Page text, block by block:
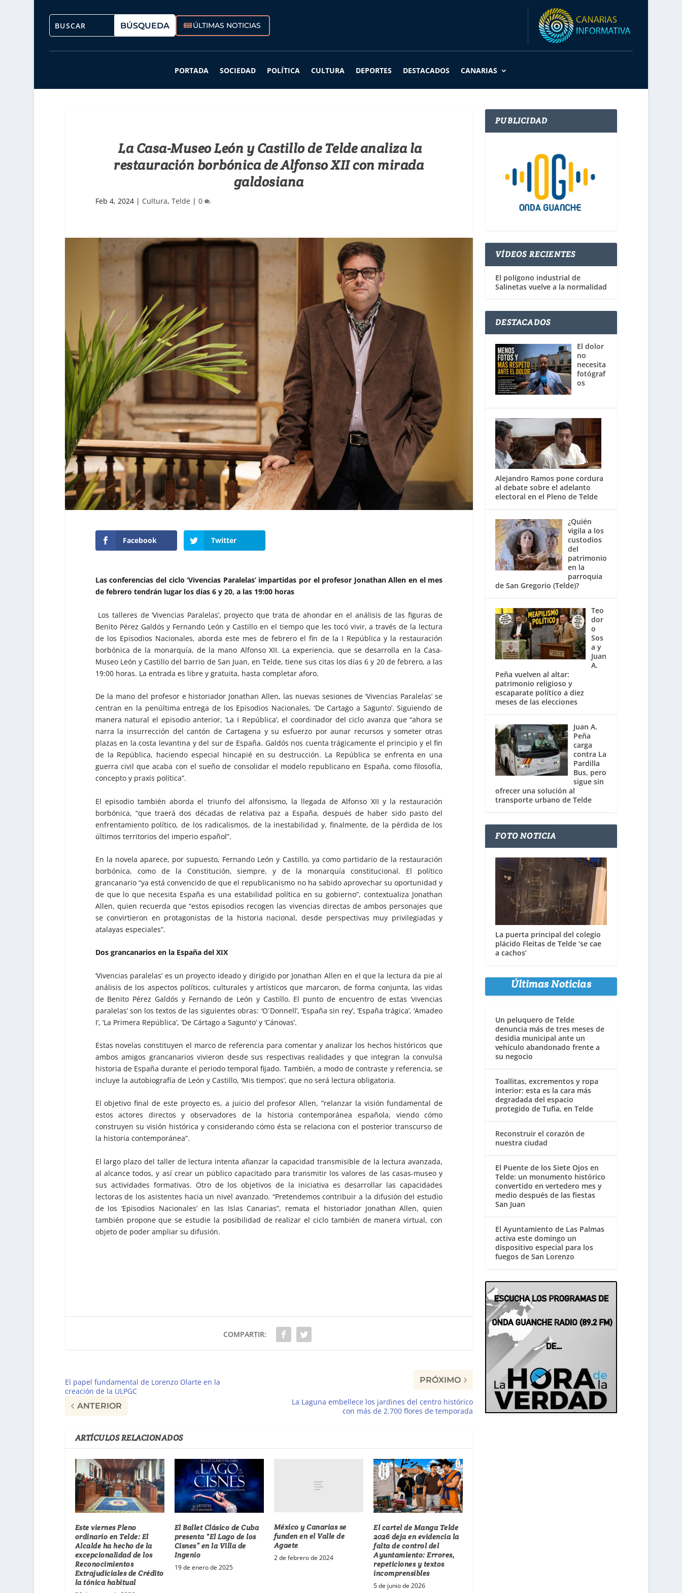
ÚLTIMAS NOTICIAS
PORTADA SOCIEDAD POLÍTICA CULTURA DEPORTES DESTACADOS CANARIAS
La Casa-Museo León y Castillo de Telde analiza la
restauración borbónica de Alfonso XII con mirada
galdosiana
Feb 4, 2024| Cultura, Telde | 0
Facebook Twitter
Las conferencias del ciclo ‘Vivencias Paralelas’ impartidas por el profesor Jonathan Allen en el mes
de febrero tendrán lugar los días 6 y 20, a las 19:00 horas
Los talleres de ‘Vivencias Paralelas’, proyecto que trata de ahondar en el análisis de las figuras de
Benito Pérez Galdós y Fernando León y Castillo en el tiempo que les tocó vivir, a través de la lectura
de los Episodios Nacionales, aborda este mes de febrero el fin de la I República y la restauración
borbónica de la monarquía, de la mano Alfonso XII. La experiencia, que se desarrolla en la Casa-
Museo León y Castillo del barrio de San Juan, en Telde, tiene sus citas los días 6 y 20 de febrero, a las
19:00 horas. La entrada es libre y gratuita, hasta completar aforo.
De la mano del profesor e historiador Jonathan Allen, las nuevas sesiones de ‘Vivencias Paralelas’ se
centran en la penúltima entrega de los Episodios Nacionales, ‘De Cartago a Sagunto’. Siguiendo de
manera natural el episodio anterior, ‘La I República’, el coordinador del ciclo avanza que “ahora se
narra la insurrección del cantón de Cartagena y su esfuerzo por aunar recursos y someter otras
plazas en la costa levantina y del sur de España. Galdós nos cuenta trágicamente el principio y el fin
de la República, haciendo especial hincapié en su destrucción. La República se enfrenta en una
guerra civil que acaba con el sueño de consolidar el modelo republicano en España, como filosofía,
concepto y praxis política”.
El episodio también aborda el triunfo del alfonsismo, la llegada de Alfonso XII y la restauración
borbónica, “que traerá dos décadas de relativa paz a España, después de haber sido pasto del
enfrentamiento político, de los radicalismos, de la inestabilidad y, finalmente, de la pérdida de los
últimos territorios del imperio español”.
En la novela aparece, por supuesto, Fernando León y Castillo, ya como partidario de la restauración
borbónica, como de la Constitución, siempre, y de la monarquía constitucional. El político
grancanario “ya está convencido de que el republicanismo no ha sabido aprovechar su oportunidad y
de que lo que necesita España es una estabilidad política en su gobierno”, contextualiza Jonathan
Allen, quien recuerda que “estos episodios recogen las vivencias directas de ambos personajes que
se convirtieron en protagonistas de la historia nacional, desde perspectivas muy privilegiadas y
atalayas especiales”.
Dos grancanarios en la España del XIX
‘Vivencias paralelas’ es un proyecto ideado y dirigido por Jonathan Allen en el que la lectura da pie al
análisis de los aspectos políticos, culturales y artísticos que marcaron, de forma conjunta, las vidas
de Benito Pérez Galdós y Fernando de León y Castillo. El punto de encuentro de estas ‘vivencias
paralelas’ son los textos de las siguientes obras: ‘O´Donnell’, ‘España sin rey’, ‘España trágica’, ‘Amadeo
I’, ‘La Primera República’, ‘De Cártago a Sagunto’ y ‘Cánovas’.
Estas novelas constituyen el marco de referencia para comentar y analizar los hechos históricos que
ambos amigos grancanarios vivieron desde sus respectivas realidades y que integran la convulsa
historia de España durante el periodo temporal fijado. También, a modo de contraste y referencia, se
incluye la autobiografía de León y Castillo, ‘Mis tiempos’, que no será lectura obligatoria.
El objetivo final de este proyecto es, a juicio del profesor Allen, “relanzar la visión fundamental de
estos actores directos y observadores de la historia contemporánea española, viendo cómo
construyen su visión histórica y considerando cómo ésta se relaciona con el posterior transcurso de
la historia contemporánea”.
El largo plazo del taller de lectura intenta afianzar la capacidad transmisible de la lectura avanzada,
al alcance todos, y así crear un público capacitado para transmitir los valores de las casas-museo y
sus actividades formativas. Otro de los objetivos de la iniciativa es desarrollar las capacidades
lectoras de los asistentes hacia un nivel avanzado. “Pretendemos contribuir a la difusión del estudio
de los ‘Episodios Nacionales’ en las Islas Canarias”, remata el historiador Jonathan Allen, quien
también propone que se estudie la posibilidad de realizar el ciclo también de manera virtual, con
objeto de poder ampliar su difusión.
COMPARTIR:
El papel fundamental de Lorenzo Olarte en la
creación de la ULPGC
ANTERIOR
PRÓXIMO
La Laguna embellece los jardines del centro histórico
con más de 2.700 flores de temporada
ARTÍCULOS RELACIONADOS
Este viernes Pleno
ordinario en Telde: El
Alcalde ha hecho de la
excepcionalidad de los
Reconocimientos
Extrajudiciales de Crédito
la tónica habitual
El Ballet Clásico de Cuba
presenta “El Lago de los
Cisnes” en la Villa de
Ingenio
19 de enero de 2025
México y Canarias se
funden en el Valle de
Agaete
2 de febrero de 2024
El cartel de Manga Telde
2026 deja en evidencia la
falta de control del
Ayuntamiento: Errores,
repeticiones y textos
incomprensibles
5 de junio de 2026
PUBLICIDAD
VÍDEOS RECIENTES
El polígono industrial de
Salinetas vuelve a la normalidad
DESTACADOS
El dolor
no
necesita
fotógraf
os
Alejandro Ramos pone cordura
al debate sobre el adelanto
electoral en el Pleno de Telde
¿Quién
vigila a los
custodios
del
patrimonio
en la
parroquia
de San Gregorio (Telde)?
Teo
dor
o
Sos
a y
Juan
A.
Peña vuelven al altar:
patrimonio religioso y
escaparate político a diez
meses de las elecciones
Juan A.
Peña
carga
contra La
Pardilla
Bus, pero
sigue sin
ofrecer una solución al
transporte urbano de Telde
FOTO NOTICIA
La puerta principal del colegio
plácido Fleitas de Telde ‘se cae
a cachos’
Últimas Noticias
Un peluquero de Telde
denuncia más de tres meses de
desidia municipal ante un
vehículo abandonado frente a
su negocio
Toallitas, excrementos y ropa
interior: esta es la cara más
degradada del espacio
protegido de Tufia, en Telde
Reconstruir el corazón de
nuestra ciudad
El Puente de los Siete Ojos en
Telde: un monumento histórico
convertido en vertedero mes y
medio después de las fiestas
San Juan
El Ayuntamiento de Las Palmas
activa este domingo un
dispositivo especial para los
fuegos de San Lorenzo